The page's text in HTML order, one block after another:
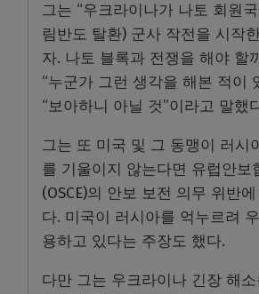
그는 “우크라이나가 나토 회원
림반도 탈환) 군사 작전을 시작
자. 나토 블록과 전쟁을 해야 할
“누군가 그런 생각을 해본 적이
“보아하니 아닐 것”이라고 말했
그는 또 미국 및 그 동맹이 러시
를 기울이지 않는다면 유럽안보
(OSCE)의 안보 보전 의무 위반
다. 미국이 러시아를 억누르려
용하고 있다는 주장도 했다.
다만 그는 우크라이나 긴장 해